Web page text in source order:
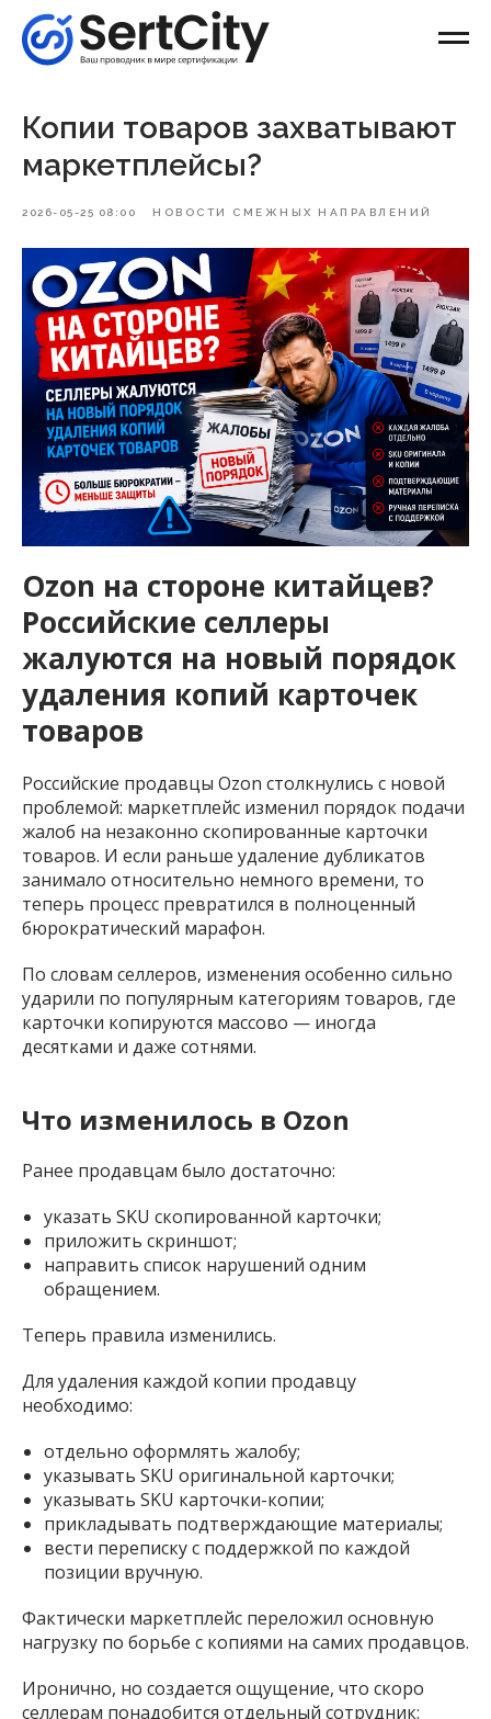
Копии товаров захватывают
маркетплейсы?
2026-05-25 08:00 НОВОСТИ СМЕЖНЫХ НАПРАВЛЕНИЙ
Ozon на стороне китайцев?
Российские селлеры
жалуются на новый порядок
удаления копий карточек
товаров
Российские продавцы Ozon столкнулись с новой
проблемой: маркетплейс изменил порядок подачи
жалоб на незаконно скопированные карточки
товаров. И если раньше удаление дубликатов
занимало относительно немного времени, то
теперь процесс превратился в полноценный
бюрократический марафон.
По словам селлеров, изменения особенно сильно
ударили по популярным категориям товаров, где
карточки копируются массово — иногда
десятками и даже сотнями.
Что изменилось в Ozon
Ранее продавцам было достаточно:
указать SKU скопированной карточки;
приложить скриншот;
направить список нарушений одним
обращением.
Теперь правила изменились.
Для удаления каждой копии продавцу
необходимо:
отдельно оформлять жалобу;
указывать SKU оригинальной карточки;
указывать SKU карточки-копии;
прикладывать подтверждающие материалы;
вести переписку с поддержкой по каждой
позиции вручную.
Фактически маркетплейс переложил основную
нагрузку по борьбе с копиями на самих продавцов.
Иронично, но создается ощущение, что скоро
селлерам понадобится отдельный сотрудник: